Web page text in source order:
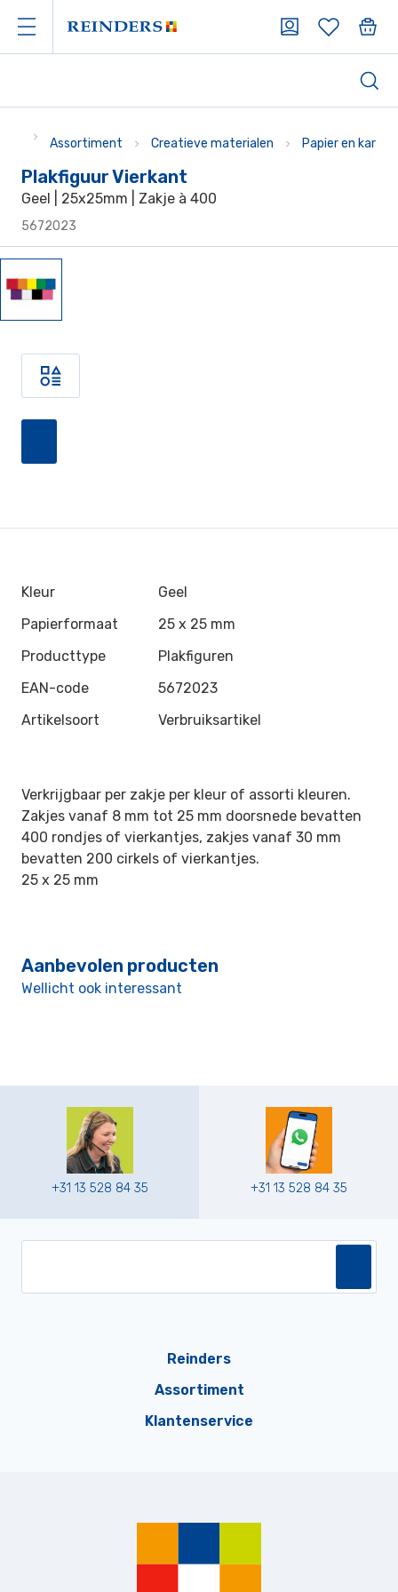
Assortiment Creatieve materialen Papier en karton
Plakfiguur Vierkant
Geel | 25x25mm | Zakje à 400
5672023
Kleur
Geel
Papierformaat
25 x 25 mm
Producttype
Plakfiguren
EAN-code
5672023
Artikelsoort
Verbruiksartikel
Verkrijgbaar per zakje per kleur of assorti kleuren.
Zakjes vanaf 8 mm tot 25 mm doorsnede bevatten
400 rondjes of vierkantjes, zakjes vanaf 30 mm
bevatten 200 cirkels of vierkantjes.
25 x 25 mm
Aanbevolen producten
Wellicht ook interessant
+31 13 528 84 35 +31 13 528 84 35
Reinders
Assortiment
Klantenservice